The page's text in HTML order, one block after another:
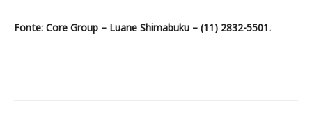
Fonte: Core Group – Luane Shimabuku – (11) 2832-5501.